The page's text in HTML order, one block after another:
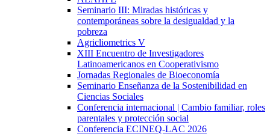
Seminario III: Miradas históricas y
contemporáneas sobre la desigualdad y la
pobreza
Agricliometrics V
XIII Encuentro de Investigadores
Latinoamericanos en Cooperativismo
Jornadas Regionales de Bioeconomía
Seminario Enseñanza de la Sostenibilidad en
Ciencias Sociales
Conferencia internacional | Cambio familiar, roles
parentales y protección social
Conferencia ECINEQ-LAC 2026